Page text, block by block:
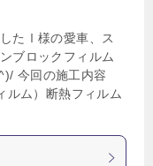
たⅠ様の愛車、ス
ブロックフィルム
今回の施工内容
ルム）断熱フィルム